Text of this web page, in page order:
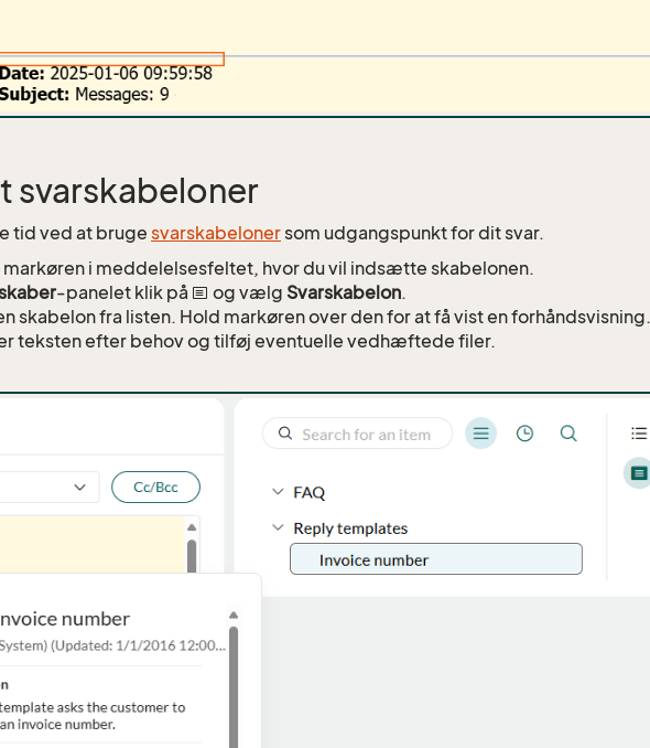
svarskabeloner
tid ved at bruge svarskabelonersom udgangspunkt for dit svar.
markøren i meddelelsesfeltet, hvor du vil indsætte skabelonen.
-panelet klik på og vælg Svarskabelon.
skabelon fra listen. Hold markøren over den for at få vist en forhåndsvisning.
teksten efter behov og tilføj eventuelle vedhæftede filer.